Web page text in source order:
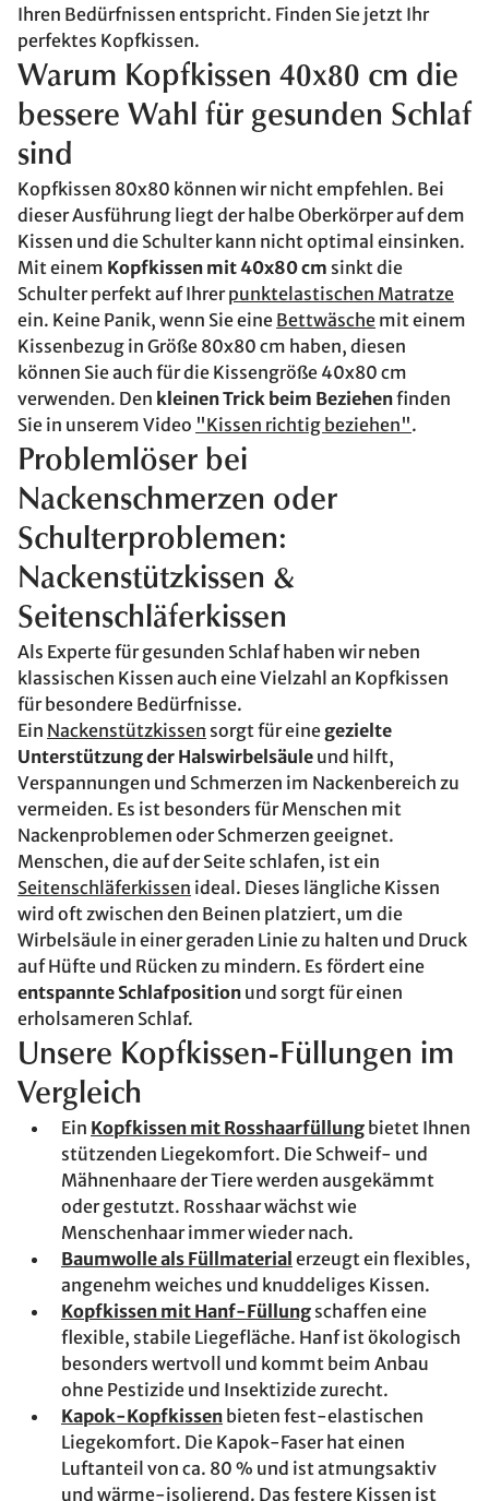
Ihren Bedürfnissen entspricht. Finden Sie jetzt Ihr
perfektes Kopfkissen.
Warum Kopfkissen 40x80 cm die
bessere Wahl für gesunden Schlaf
sind
Kopfkissen 80x80 können wir nicht empfehlen. Bei
dieser Ausführung liegt der halbe Oberkörper auf dem
Kissen und die Schulter kann nicht optimal einsinken.
Mit einem Kopfkissen mit 40x80 cm sinkt die
Schulter perfekt auf Ihrerpunktelastischen Matratze
ein. Keine Panik, wenn Sie eine Bettwäsche mit einem
Kissenbezug in Größe 80x80 cm haben, diesen
können Sie auch für die Kissengröße 40x80 cm
verwenden. Den kleinen Trick beim Beziehenfinden
Sie in unserem Video "Kissen richtig beziehen".
Problemlöser bei
Nackenschmerzen oder
Schulterproblemen:
Nackenstützkissen &
Seitenschläferkissen
Als Experte für gesunden Schlaf haben wir neben
klassischen Kissen auch eine Vielzahl an Kopfkissen
für besondere Bedürfnisse.
Ein Nackenstützkissen sorgt für eine gezielte
Unterstützung der Halswirbelsäule und hilft,
Verspannungen und Schmerzen im Nackenbereich zu
vermeiden. Es ist besonders für Menschen mit
Nackenproblemen oder Schmerzen geeignet.
Menschen, die auf der Seite schlafen, ist ein
Seitenschläferkissen ideal. Dieses längliche Kissen
wird oft zwischen den Beinen platziert, um die
Wirbelsäule in einer geraden Linie zu halten und Druck
auf Hüfte und Rücken zu mindern. Es fördert eine
entspannte Schlafposition und sorgt für einen
erholsameren Schlaf.
Unsere Kopfkissen-Füllungen im
Vergleich
Ein Kopfkissen mit Rosshaarfüllung bietet Ihnen
stützenden Liegekomfort. Die Schweif- und
Mähnenhaare der Tiere werden ausgekämmt
oder gestutzt. Rosshaar wächst wie
Menschenhaar immer wieder nach.
Baumwolle als Füllmaterial erzeugt ein flexibles,
angenehm weiches und knuddeliges Kissen.
Kopfkissen mit Hanf-Füllung schaffen eine
flexible, stabile Liegefläche. Hanf ist ökologisch
besonders wertvoll und kommt beim Anbau
ohne Pestizide und Insektizide zurecht.
Kapok-Kopfkissen bieten fest-elastischen
Liegekomfort. Die Kapok-Faser hat einen
Luftanteil von ca. 80 % und ist atmungsaktiv
und wärme-isolierend. Das festere Kissen ist